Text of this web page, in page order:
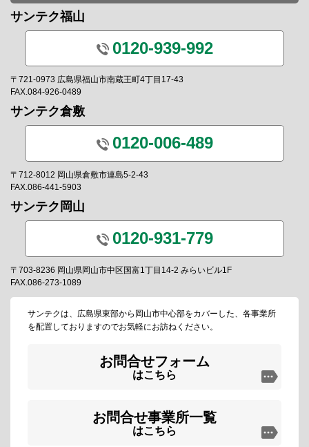
サンテク福山
0120-939-992
〒721-0973 広島県福山市南蔵王町4丁目17-43
FAX.084-926-0489
サンテク倉敷
0120-006-489
〒712-8012 岡山県倉敷市連島5-2-43
FAX.086-441-5903
サンテク岡山
0120-931-779
〒703-8236 岡山県岡山市中区国富1丁目14-2 みらいビル1F
FAX.086-273-1089
サンテクは、広島県東部から岡山市中心部をカバーした、各事業所
を配置しておりますのでお気軽にお訪ねください。
お問合せフォーム
はこちら
お問合せ事業所一覧
はこちら